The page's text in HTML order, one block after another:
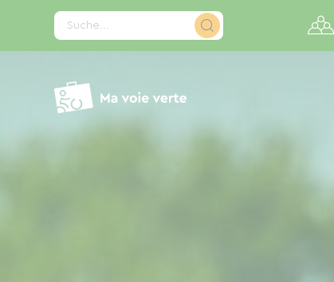
Suche...
Cookie-Einstellungen